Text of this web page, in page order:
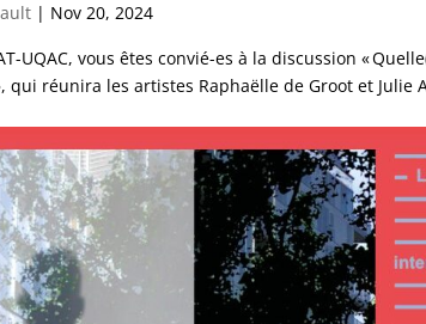
| Nov 20, 2024
UQAC, vous êtes convié-es à la discussion «
qui réunira les artistes Raphaëlle de Groot et Julie